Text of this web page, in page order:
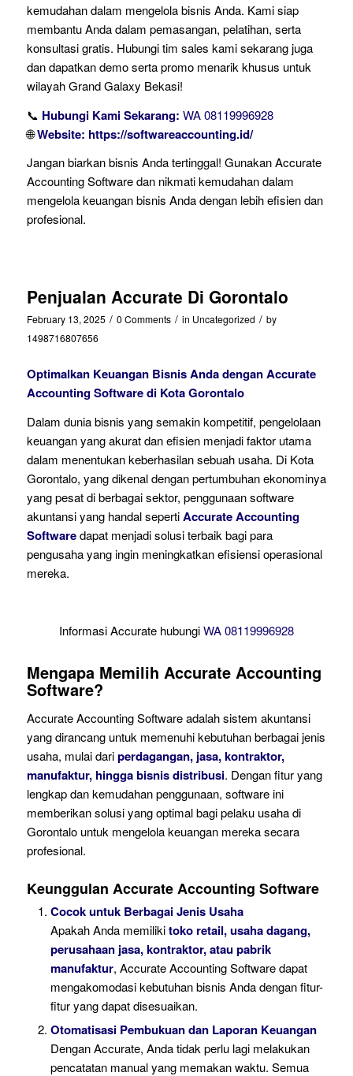
kemudahan dalam mengelola bisnis Anda. Kami siap
membantu Anda dalam pemasangan, pelatihan, serta
konsultasi gratis. Hubungi tim sales kami sekarang juga
dan dapatkan demo serta promo menarik khusus untuk
wilayah Grand Galaxy Bekasi!
📞 Hubungi Kami Sekarang: WA 08119996928
🌐Website: https://softwareaccounting.id/
Jangan biarkan bisnis Anda tertinggal! Gunakan Accurate
Accounting Software dan nikmati kemudahan dalam
mengelola keuangan bisnis Anda dengan lebih efisien dan
profesional.
Penjualan Accurate Di Gorontalo
February 13, 2025 / 0 Comments / in Uncategorized / by
1498716807656
Optimalkan Keuangan Bisnis Anda dengan Accurate
Accounting Software di Kota Gorontalo
Dalam dunia bisnis yang semakin kompetitif, pengelolaan
keuangan yang akurat dan efisien menjadi faktor utama
dalam menentukan keberhasilan sebuah usaha. Di Kota
Gorontalo, yang dikenal dengan pertumbuhan ekonominya
yang pesat di berbagai sektor, penggunaan software
akuntansi yang handal sepertiAccurate Accounting
Softwaredapat menjadi solusi terbaik bagi para
pengusaha yang ingin meningkatkan efisiensi operasional
mereka.
Informasi Accurate hubungiWA 08119996928
Mengapa Memilih Accurate Accounting
Software?
Accurate Accounting Software adalah sistem akuntansi
yang dirancang untuk memenuhi kebutuhan berbagai jenis
usaha, mulai dariperdagangan, jasa, kontraktor,
manufaktur, hingga bisnis distribusi. Dengan fitur yang
lengkap dan kemudahan penggunaan, software ini
memberikan solusi yang optimal bagi pelaku usaha di
Gorontalo untuk mengelola keuangan mereka secara
profesional.
Keunggulan Accurate Accounting Software
Cocok untuk Berbagai Jenis Usaha
Apakah Anda memilikitoko retail, usaha dagang,
perusahaan jasa, kontraktor, atau pabrik
manufaktur, Accurate Accounting Software dapat
mengakomodasi kebutuhan bisnis Anda dengan fitur-
fitur yang dapat disesuaikan.
Otomatisasi Pembukuan dan Laporan Keuangan
Dengan Accurate, Anda tidak perlu lagi melakukan
pencatatan manual yang memakan waktu. Semua